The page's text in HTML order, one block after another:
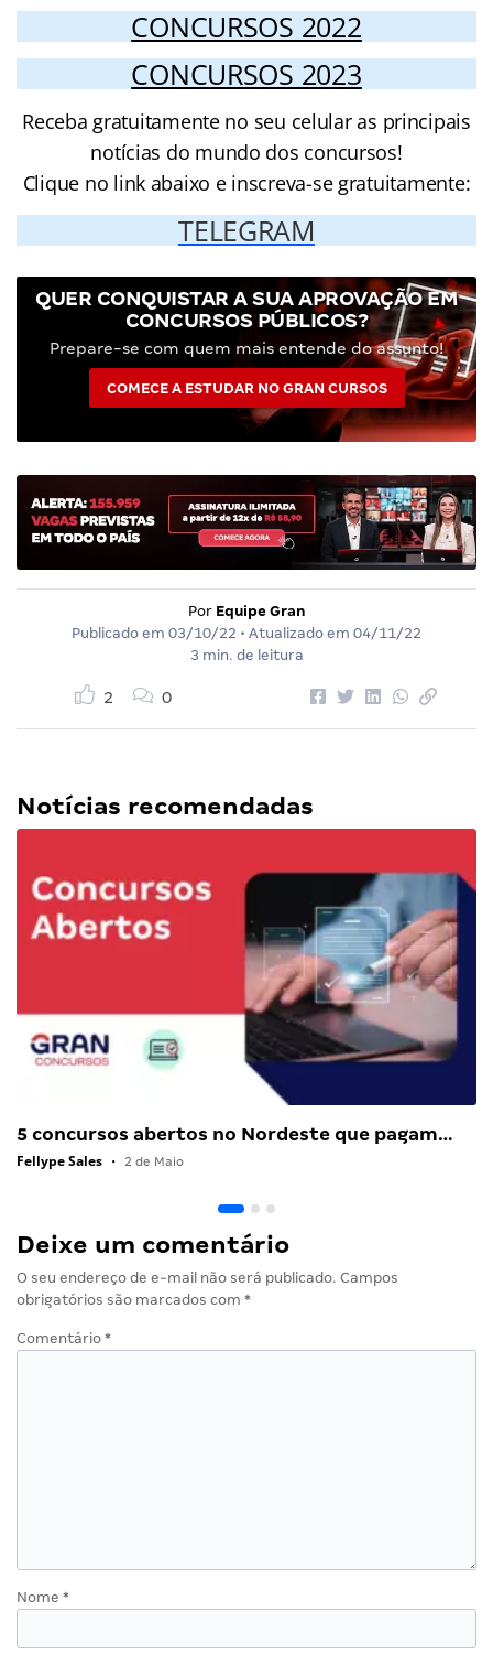
CONCURSOS 2022
CONCURSOS 2023
Receba gratuitamente no seu celular as principais
notícias do mundo dos concursos!
Clique no link abaixo e inscreva-se gratuitamente:
TELEGRAM
QUER CONQUISTAR A SUA APROVAÇÃO EM
CONCURSOS PÚBLICOS?
Prepare-se com quem mais entende do assunto!
COMECE A ESTUDAR NO GRAN CURSOS
Por Equipe Gran
Publicado em 03/10/22 • Atualizado em 04/11/22
3 min. de leitura
2 0
Notícias recomendadas
5 concursos abertos no Nordeste que pagam…
Fellype Sales • 2 de Maio
Deixe um comentário
O seu endereço de e-mail não será publicado. Campos
obrigatórios são marcados com *
Comentário *
Nome *